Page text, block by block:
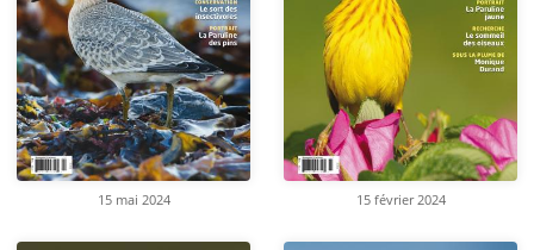
15 mai 2024 15 février 2024